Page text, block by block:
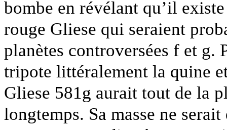
bombe en révélant qu’il
rouge Gliese qui seraient
planètes controversées f et g.
tripote littéralement la quine
Gliese 581g aurait tout de la
longtemps. Sa masse ne